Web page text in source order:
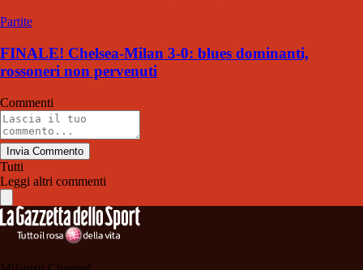
Partite
FINALE! Chelsea-Milan 3-0: blues dominanti,
rossoneri non pervenuti
Commenti
Invia Commento
Tutti
Leggi altri commenti